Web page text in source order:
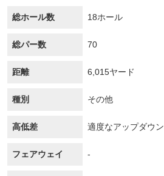
総ホール数 18ホール
総パー数 70
距離 6,015ヤード
種別 その他
高低差 適度なアップダウン
フェアウェイ -